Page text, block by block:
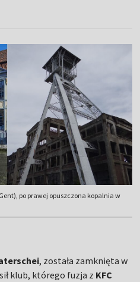
po prawej opuszczona kopalnia w
, została zamknięta w
klub, którego fuzja z KFC